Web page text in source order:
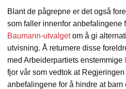
Blant de pågrepne er det også
som faller innenfor anbefalingene
Baumann-utvalgetom å gi
utvisning. Å returnere disse
med Arbeiderpartiets enstemmige
fjor vår som vedtok at
anbefalingene for å hindre at